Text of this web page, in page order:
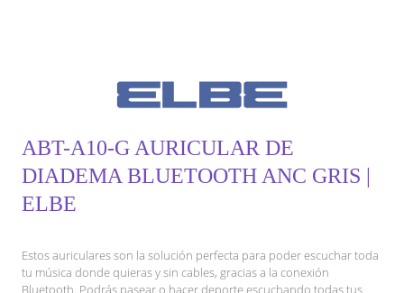
ABT-A10-G AURICULAR DE
DIADEMA BLUETOOTH ANC GRIS |
ELBE
Estos auriculares son la solución perfecta para poder escuchar toda
tu música donde quieras y sin cables, gracias a la conexión
Bluetooth. Podrás pasear o hacer deporte escuchando todas tus